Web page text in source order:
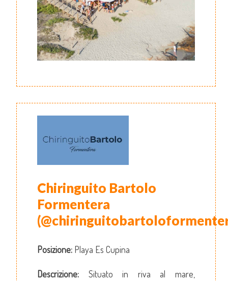
Chiringuito Bartolo
Formentera
Posizione: Playa Es Cupina
Descrizione: Situato in riva al mare,